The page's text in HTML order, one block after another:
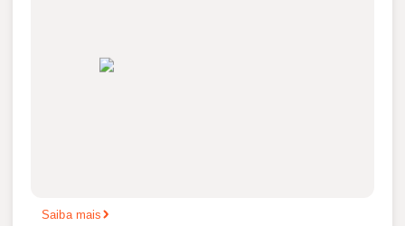
Saiba mais